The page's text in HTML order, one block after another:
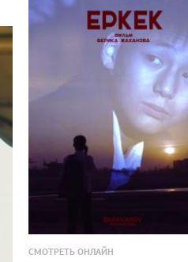
СМОТРЕТЬ ОНЛАЙН